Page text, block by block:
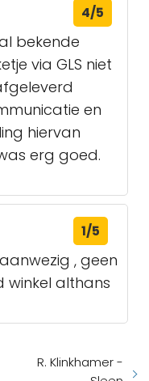
4/5
bekende
via GLS niet
en
hiervan
erg goed.
1/5
, geen
winkel althans
R. Klinkhamer -